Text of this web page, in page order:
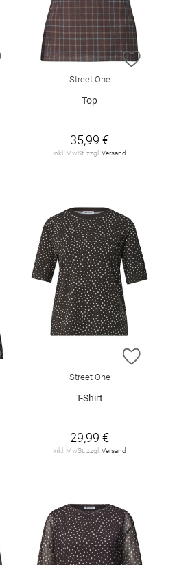
ZUR WUNSCHLISTE HINZUFÜGEN
ZUR
Street One
Top
35,99 €
inkl. MwSt. zzgl. Versand
ZUR WUNSCHLISTE HINZUFÜGEN
ZUR
Street One
T-Shirt
29,99 €
inkl. MwSt. zzgl. Versand